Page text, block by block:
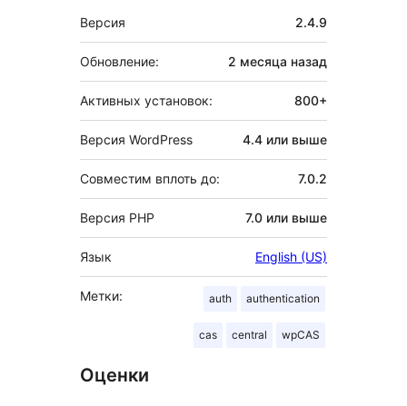
Мета
Версия 2.4.9
Обновление: 2 месяца назад
Активных установок: 800+
Версия WordPress 4.4 или выше
Совместим вплоть до: 7.0.2
Версия PHP 7.0 или выше
Язык English (US)
Метки: auth authentication
cas central wpCAS
Оценки